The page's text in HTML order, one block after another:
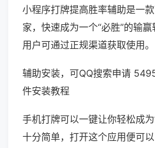
小程序打牌提高胜率辅助是一
家，快速成为一个“必胜”的输
用户可通过正规渠道获取使用。
辅助安装，可QQ搜索申请
件安装教程
手机打牌可以一键让你轻松成
十分简单，打开这个应用便可